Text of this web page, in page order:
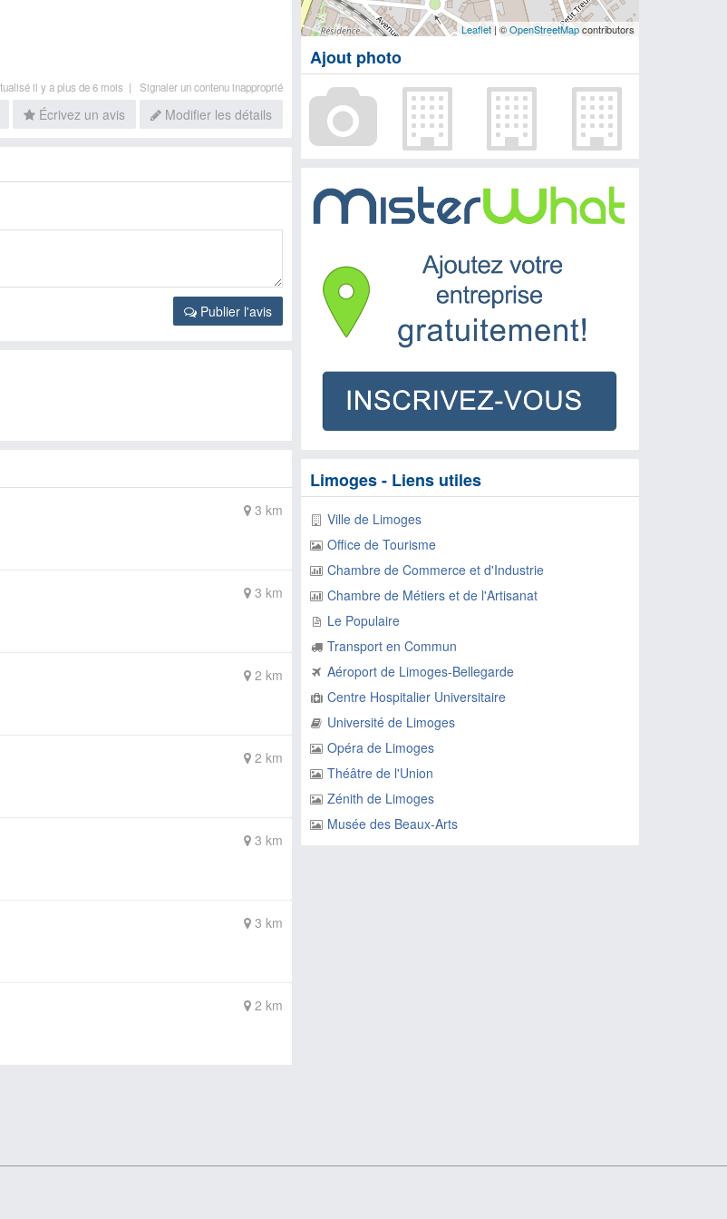
il y a plus de 6 mois | Signaler un contenu inapproprié
Écrivez un avis Modifier les détails
Publier l'avis
3 km
3 km
2 km
2 km
3 km
3 km
2 km
Leaflet| ©OpenStreetMapcontributors
Ajout photo
Limoges - Liens utiles
Ville de Limoges
Office de Tourisme
Chambre de Commerce et d'Industrie
Chambre de Métiers et de l'Artisanat
Le Populaire
Transport en Commun
Aéroport de Limoges-Bellegarde
Centre Hospitalier Universitaire
Université de Limoges
Opéra de Limoges
Théâtre de l'Union
Zénith de Limoges
Musée des Beaux-Arts